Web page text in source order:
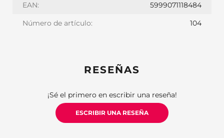
EAN:
5999071118484
Número de artículo:
104
RESEÑAS
¡Sé el primero en escribir una reseña!
ESCRIBIR UNA RESEÑA